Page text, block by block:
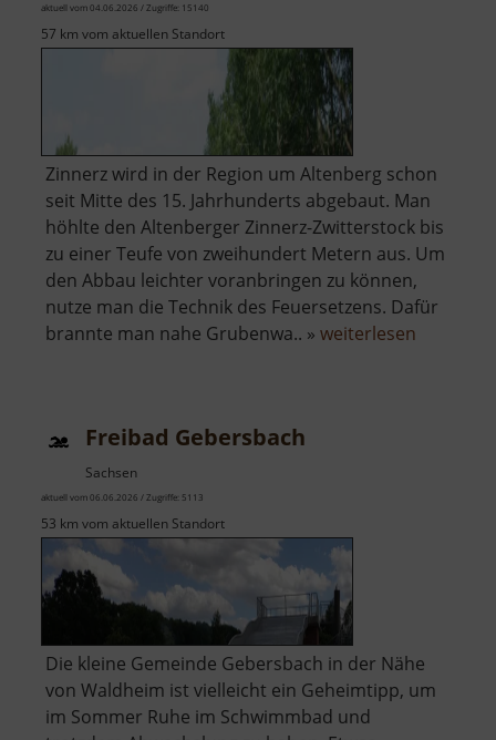
aktuell vom 04.06.2026 / Zugriffe: 15140
57 km vom aktuellen Standort
Zinnerz wird in der Region um Altenberg schon
seit Mitte des 15. Jahrhunderts abgebaut. Man
höhlte den Altenberger Zinnerz-Zwitterstock bis
zu einer Teufe von zweihundert Metern aus. Um
den Abbau leichter voranbringen zu können,
nutze man die Technik des Feuersetzens. Dafür
brannte man nahe Grubenwa.. » weiterlesen
Freibad Gebersbach
Sachsen
aktuell vom 06.06.2026 / Zugriffe: 5113
53 km vom aktuellen Standort
Die kleine Gemeinde Gebersbach in der Nähe
von Waldheim ist vielleicht ein Geheimtipp, um
im Sommer Ruhe im Schwimmbad und